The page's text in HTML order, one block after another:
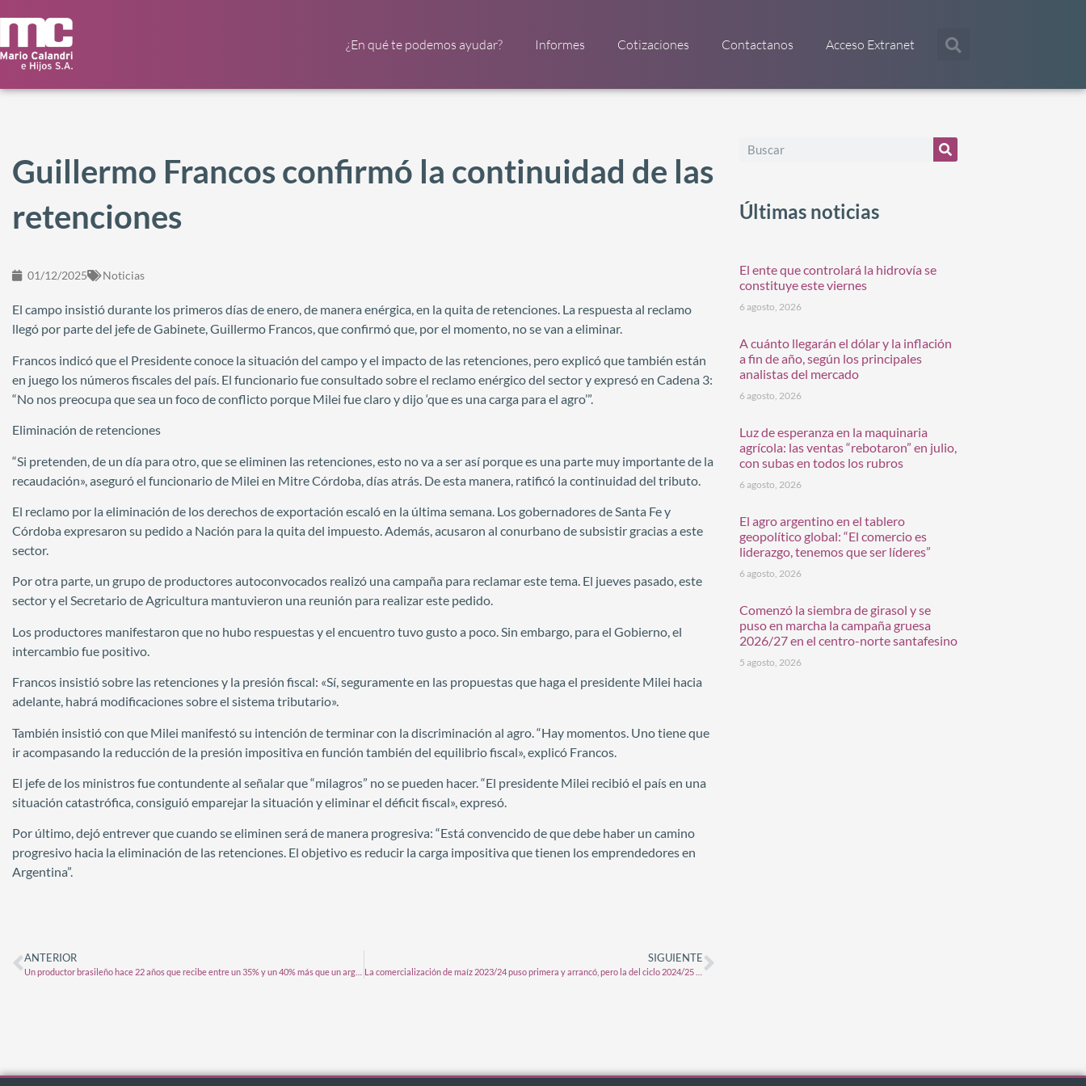
¿En qué te podemos ayudar? Informes Cotizaciones Contactanos Acceso Extranet
Guillermo Francos confirmó la continuidad de las
retenciones
01/12/2025 Noticias
El campo insistió durante los primeros días de enero, de manera enérgica, en la quita de retenciones. La respuesta al reclamo
llegó por parte del jefe de Gabinete, Guillermo Francos, que confirmó que, por el momento, no se van a eliminar.
Francos indicó que el Presidente conoce la situación del campo y el impacto de las retenciones, pero explicó que también están
en juego los números fiscales del país. El funcionario fue consultado sobre el reclamo enérgico del sector y expresó en Cadena 3:
“No nos preocupa que sea un foco de conflicto porque Milei fue claro y dijo ‘que es una carga para el agro’”.
Eliminación de retenciones
“Si pretenden, de un día para otro, que se eliminen las retenciones, esto no va a ser así porque es una parte muy importante de la
recaudación», aseguró el funcionario de Milei en Mitre Córdoba, días atrás. De esta manera, ratificó la continuidad del tributo.
El reclamo por la eliminación de los derechos de exportación escaló en la última semana. Los gobernadores de Santa Fe y
Córdoba expresaron su pedido a Nación para la quita del impuesto. Además, acusaron al conurbano de subsistir gracias a este
sector.
Por otra parte, un grupo de productores autoconvocados realizó una campaña para reclamar este tema. El jueves pasado, este
sector y el Secretario de Agricultura mantuvieron una reunión para realizar este pedido.
Los productores manifestaron que no hubo respuestas y el encuentro tuvo gusto a poco. Sin embargo, para el Gobierno, el
intercambio fue positivo.
Francos insistió sobre las retenciones y la presión fiscal: «Sí, seguramente en las propuestas que haga el presidente Milei hacia
adelante, habrá modificaciones sobre el sistema tributario».
También insistió con que Milei manifestó su intención de terminar con la discriminación al agro. “Hay momentos. Uno tiene que
ir acompasando la reducción de la presión impositiva en función también del equilibrio fiscal», explicó Francos.
El jefe de los ministros fue contundente al señalar que “milagros” no se pueden hacer. “El presidente Milei recibió el país en una
situación catastrófica, consiguió emparejar la situación y eliminar el déficit fiscal», expresó.
Por último, dejó entrever que cuando se eliminen será de manera progresiva: “Está convencido de que debe haber un camino
progresivo hacia la eliminación de las retenciones. El objetivo es reducir la carga impositiva que tienen los emprendedores en
Argentina”.
ANTERIOR SIGUIENTE
Últimas noticias
El ente que controlará la hidrovía se
constituye este viernes
6 agosto, 2026
A cuánto llegarán el dólar y la inflación
a fin de año, según los principales
analistas del mercado
6 agosto, 2026
Luz de esperanza en la maquinaria
agrícola: las ventas “rebotaron” en julio,
con subas en todos los rubros
6 agosto, 2026
El agro argentino en el tablero
geopolítico global: “El comercio es
liderazgo, tenemos que ser líderes”
6 agosto, 2026
Comenzó la siembra de girasol y se
puso en marcha la campaña gruesa
2026/27 en el centro-norte santafesino
5 agosto, 2026